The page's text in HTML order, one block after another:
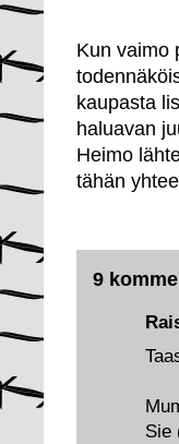
Kun vaimo
kaupasta
haluavan
Heimo
tähän
9
Sie